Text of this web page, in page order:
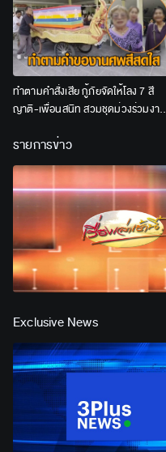
ทำตามคำสั่งเสีย กู้ภัยจัดให้โลง 7 สี
ญาติ-เพื่อนสนิท สวมชุดม่วงร่วมงาน
รายการข่าว
Exclusive News